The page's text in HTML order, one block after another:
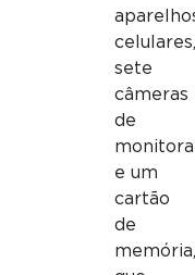
sete
câmeras
de
e um
cartão
de